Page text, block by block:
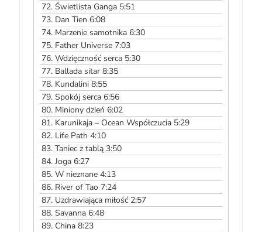
72.Świetlista Ganga 5:51
73. Dan Tien 6:08
74. Marzenie samotnika 6:30
75. Father Universe 7:03
76.Wdzięczność serca 5:30
77. Ballada sitar 8:35
78. Kundalini 8:55
79.Spokój serca 6:56
80. Miniony dzień 6:02
81. Karunikaja – Ocean Współczucia 5:29
82. Life Path 4:10
83.Taniec z tablą 3:50
84.Joga 6:27
85.W nieznane 4:13
86. River of Tao 7:24
87. Uzdrawiająca miłość 2:57
88.Savanna 6:48
89. China 8:23